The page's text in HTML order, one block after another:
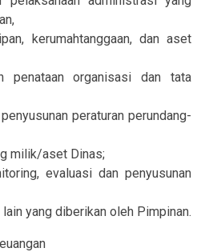
kerumahtanggaan, dan aset
penataan organisasi dan tata
peraturan perundang-
milik/aset Dinas;
evaluasi dan penyusunan
yang diberikan oleh Pimpinan.